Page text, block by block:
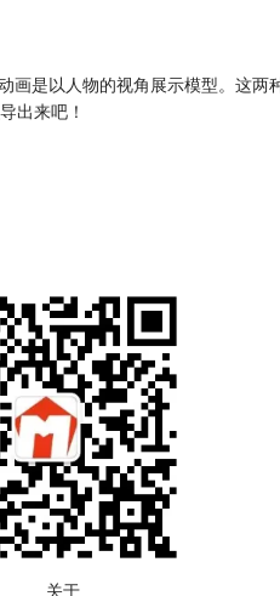
是以人物的视角展示模型。这
出来吧！
关于